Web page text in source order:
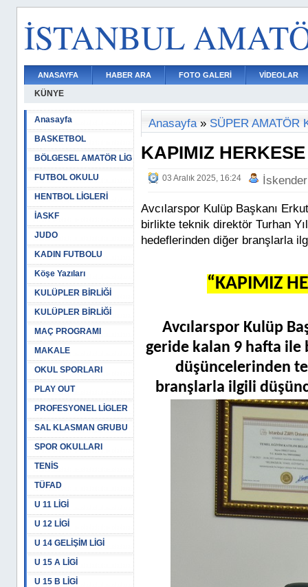
İSTANBUL
ANASAYFA HABER ARA FOTO GALERİ VİDEOLAR
KÜNYE
Anasayfa
BASKETBOL
BÖLGESEL AMATÖR LİG
FUTBOL OKULU
HENTBOL LİGLERİ
İASKF
JUDO
KADIN FUTBOLU
Köşe Yazıları
KULÜPLER BİRLİĞİ
KULÜPLER BİRLİĞİ
MAÇ PROGRAMI
MAKALE
OKUL SPORLARI
PLAY OUT
PROFESYONEL LİGLER
SAL KLASMAN GRUBU
SPOR OKULLARI
TENİS
TÜFAD
U 11 LİGİ
U 12 LİGİ
U 14 GELİŞİM LİGİ
U 15 A LİGİ
U 15 B LİGİ
Anasayfa» SÜPER AMATÖR
KAPIMIZ
03 Aralık 2025, 16:24
Avcılarspor Kulüp Başkanı
birlikte teknik direktör Turhan
hedeflerinden diğer branşlarla
“KAPIMIZ
Avcılarspor Kulüp
geride kalan 9 hafta ile
düşüncelerinden
branşlarla ilgili